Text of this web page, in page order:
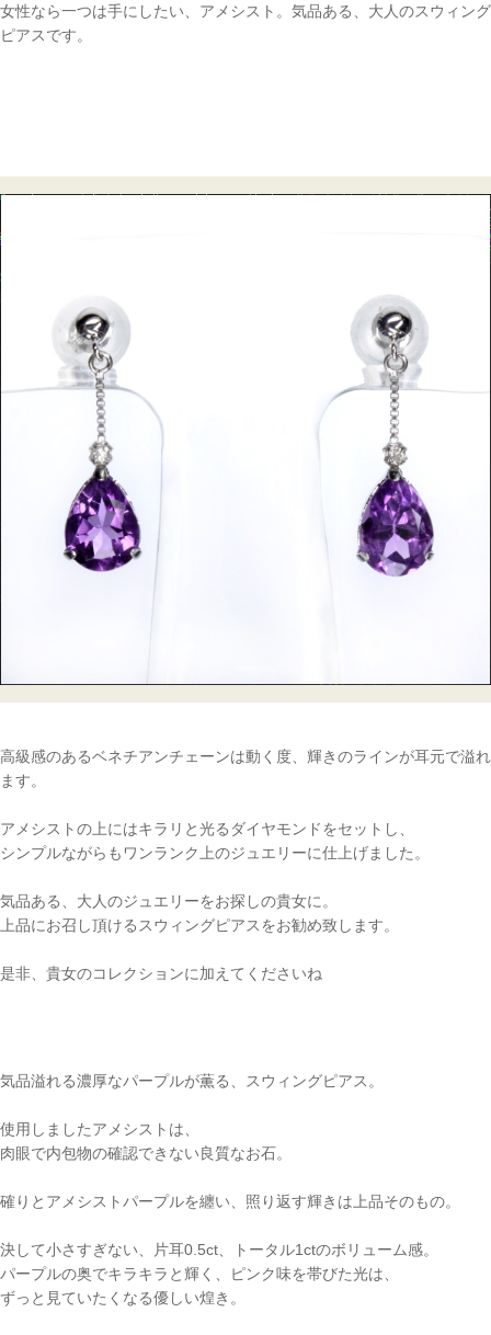
女性なら一つは手にしたい、アメシスト。気品ある、大人のスウィング
ピアスです。
高級感のあるベネチアンチェーンは動く度、輝きのラインが耳元で溢れ
ます。
アメシストの上にはキラリと光るダイヤモンドをセットし、
シンプルながらもワンランク上のジュエリーに仕上げました。
気品ある、大人のジュエリーをお探しの貴女に。
上品にお召し頂けるスウィングピアスをお勧め致します。
是非、貴女のコレクションに加えてくださいね
気品溢れる濃厚なパープルが薫る、スウィングピアス。
使用しましたアメシストは、
肉眼で内包物の確認できない良質なお石。
確りとアメシストパープルを纏い、照り返す輝きは上品そのもの。
決して小さすぎない、片耳0.5ct、トータル1ctのボリューム感。
パープルの奥でキラキラと輝く、ピンク味を帯びた光は、
ずっと見ていたくなる優しい煌き。